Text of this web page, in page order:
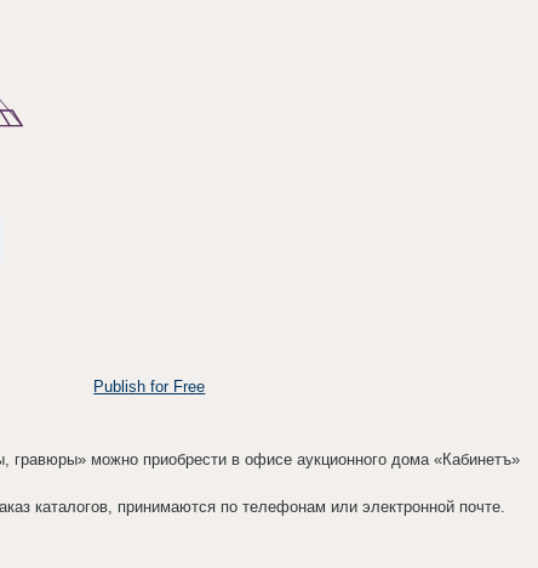
Publish for Free
гравюры» можно приобрести в офисе аукционного дома «Кабинетъ»
каталогов, принимаются по телефонам или электронной почте.